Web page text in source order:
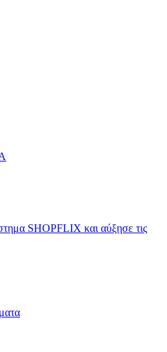
SHOPFLIX και αύξησε τις